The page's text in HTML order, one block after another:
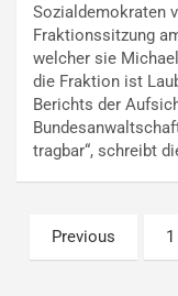
Sozialdemokraten
Fraktionssitzung
welcher sie
die Fraktion ist
Berichts der
tragbar“, schreibt
der
Previous 1